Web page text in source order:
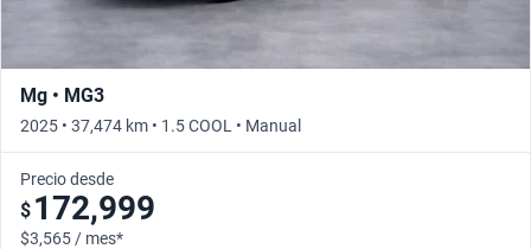
Mg • MG3
2025 • 37,474 km • 1.5 COOL • Manual
Precio desde
$ 172,999
$3,565 / mes*